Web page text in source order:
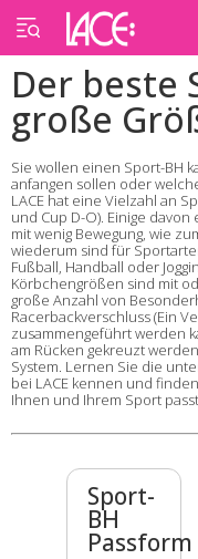
Der beste
große
Sie wollen einen Sport-BH
anfangen sollen oder
LACE hat eine Vielzahl an
und Cup D-O). Einige
mit wenig Bewegung, wie
wiederum sind für
Fußball, Handball oder
Körbchengrößen sind mit
große Anzahl von
Racerbackverschluss (Ein
zusammengeführt werden
am Rücken gekreuzt
System. Lernen Sie die
bei LACE kennen und
Ihnen und Ihrem Sport
Sport-
BH
Passform